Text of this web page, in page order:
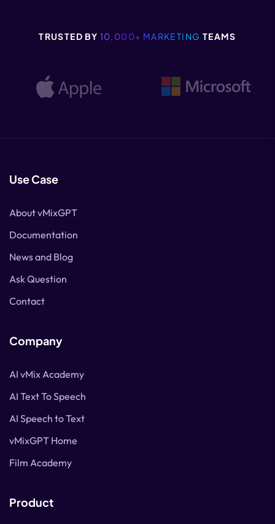
TRUSTED BY 10,000+ MARKETING TEAMS
Use Case
About vMixGPT
Documentation
News and Blog
Ask Question
Contact
Company
AI vMix Academy
AI Text To Speech
AI Speech to Text
vMixGPT Home
Film Academy
Product